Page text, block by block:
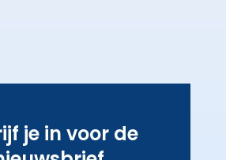
je in voor de